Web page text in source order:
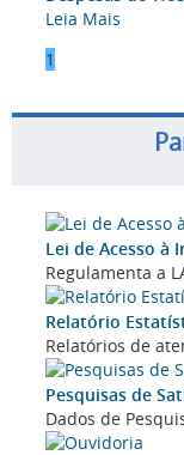
Leia Mais
1
Lei de Acesso à
Regulamenta a
Relatório
Relatórios de
Pesquisas de
Dados de